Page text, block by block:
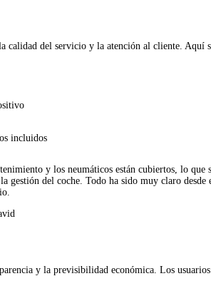
calidad del servicio y la atención al cliente.
y los neumáticos están cubiertos, lo que
gestión del coche. Todo ha sido muy claro desde el
y la previsibilidad económica. Los